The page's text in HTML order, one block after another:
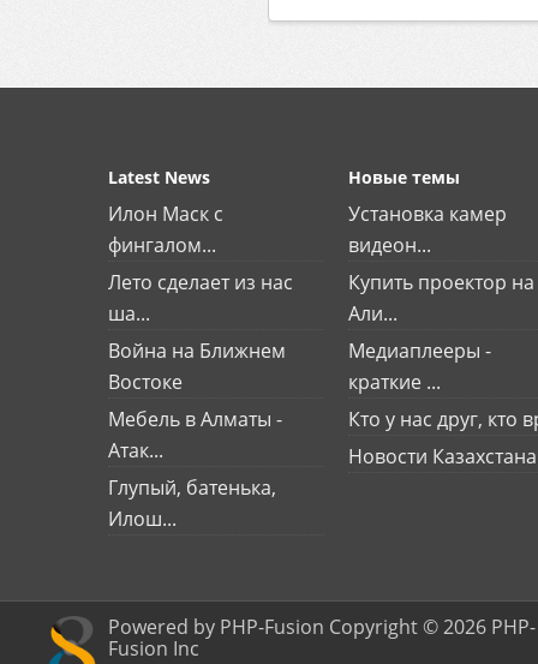
Latest News
Илон Маск с
фингалом...
Лето сделает из нас
ша...
Война на Ближнем
Востоке
Мебель в Алматы -
Атак...
Глупый, батенька,
Илош...
Новые темы
Установка камер
видеон...
Купить проектор на
Али...
Медиаплееры -
краткие ...
Кто у нас друг, кто
Новости Казахстана
Powered by PHP-Fusion Copyright © 2026 PHP-
Fusion Inc